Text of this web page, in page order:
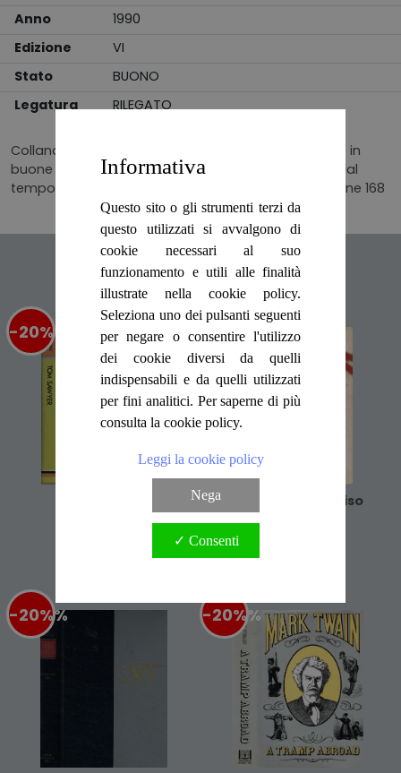
Anno
1990
Edizione
VI
Stato
BUONO
Legatura
RILEGATO
Collana I classici. Sesta Edizione. Rilegato cartonato in
buone condizioni, pagine interne appena ingiallite dal
tempo, dorso integro, legatura ferma. Numero Pagine 168
Articoli suggeriti
-20%% -20% %
Viaggio In Paradiso
4,80 €
-20%% -20%%
Informativa
Questo sito o gli strumenti terzi da
questo utilizzati si avvalgono di
cookie necessari al suo
funzionamento e utili alle finalità
illustrate nella cookie policy.
Seleziona uno dei pulsanti seguenti
per negare o consentire l'utilizzo
dei cookie diversi da quelli
indispensabili e da quelli utilizzati
per fini analitici. Per saperne di più
consulta la cookie policy.
Leggi la cookie policy
Nega
✓ Consenti